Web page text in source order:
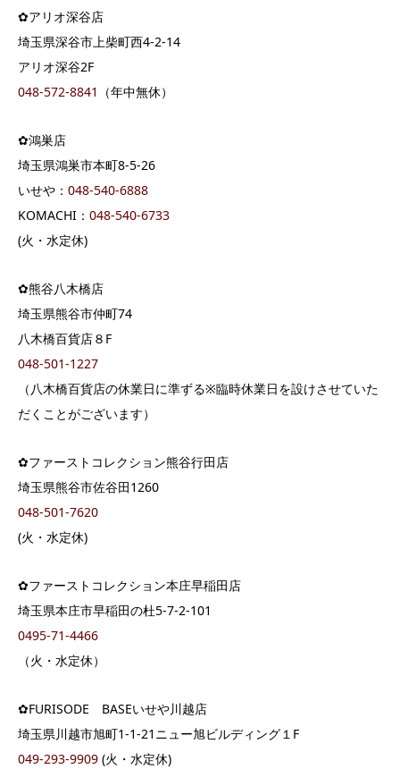
✿アリオ深谷店
埼玉県深谷市上柴町西4-2-14
アリオ深谷2F
048-572-8841
（年中無休）
✿鴻巣店
埼玉県鴻巣市本町8-5-26
いせや： 048-540-6888
KOMACHI： 048-540-6733
(火・水定休)
✿熊谷八木橋店
埼玉県熊谷市仲町74
八木橋百貨店８F
048-501-1227
（八木橋百貨店の休業日に準ずる※臨時休業日を設けさせていた
だくことがございます）
✿ファーストコレクション熊谷行田店
埼玉県熊谷市佐谷田1260
048-501-7620
(火・水定休)
✿ファーストコレクション本庄早稲田店
埼玉県本庄市早稲田の杜5-7-2-101
0495-71-4466
（火・水定休）
✿FURISODE BASEいせや川越店
埼玉県川越市旭町1-1-21ニュー旭ビルディング１F
049-293-9909 (火・水定休)